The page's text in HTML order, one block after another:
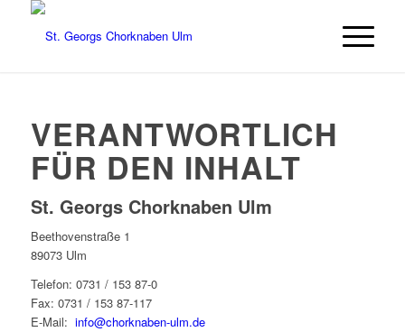
VERANTWORTLICH
FÜR DEN INHALT
St. Georgs Chorknaben Ulm
Beethovenstraße 1
89073 Ulm
Telefon: 0731 / 153 87-0
Fax: 0731 / 153 87-117
E-Mail: info@chorknaben-ulm.de